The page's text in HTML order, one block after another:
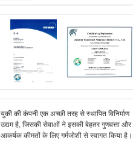
युकी की कंपनी एक अच्छी तरह से स्थापित विनिर्माण
उद्यम है, जिसकी सेवाओं ने इसकी बेहतर गुणवत्ता और
आकर्षक कीमतों के लिए गर्मजोशी से स्वागत किया है।